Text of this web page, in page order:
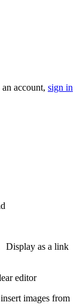
account, sign in
Display as a link
editor
images from